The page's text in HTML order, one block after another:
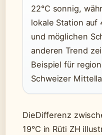
22°C sonnig,
lokale Station auf
und möglichen
anderen Trend
Beispiel für
Schweizer
DieDifferenz
19°C in Rüti ZH